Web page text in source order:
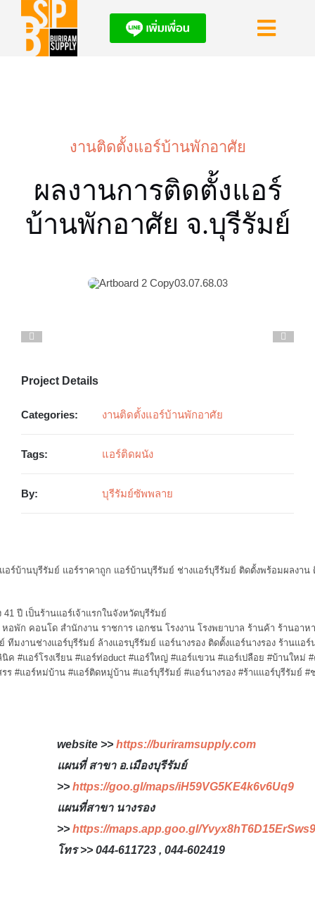
content
ผลงานติดตั้งแอ
ข่าวสารอัพเดท
งานติดตั้งแอร์บ้านพักอาศัย
ผลงานการติดตั้งแอร์
บ้านพักอาศัย จ.บุรีรัมย์
Project Details
Categories: งานติดตั้งแอร์บ้านพักอาศัย
Tags: แอร์ติดผนัง
By: บุรีรัมย์ซัพพลาย
อร์บ้านบุรีรัมย์ แอร์ราคาถูก แอร์บ้านบุรีรัมย์ ช่างแอร์บุรีรัมย์ ติดตั้งพร้อมผลงา
ปี เป็นร้านแอร์เจ้าแรกในจังหวัดบุรีรัมย์
อพัก คอนโด สำนักงาน ราชการ เอกชน โรงงาน โรงพยาบาล ร้านค้า ร้านอา
งานช่างแอร์บุรีรัมย์ ล้างแอรบุรีรัมย์ แอร์นางรอง ติดตั้งแอร์นางรอง ร้านแอ
ค #แอร์โรงเรียน #แอร์ท่อduct #แอร์ใหญ่ #แอร์แขวน #แอร์เปลือย #บ้านให
ร #แอร์หม่บ้าน #แอร์ติดหมู่บ้าน #แอร์บุรีรัมย์ #แอร์นางรอง #ร้าแแอร์บุรีรัมย์
website >> https://buriramsupply.com
แผนที่ สาขา อ.เมืองบุรีรัมย์
>> https://goo.gl/maps/iH59VG5KE4k6v6Uq9
แผนที่สาขา นางรอง
>> https://maps.app.goo.gl/Yvyx8hT6D15ErSws9
โทร >> 044-611723 , 044-602419